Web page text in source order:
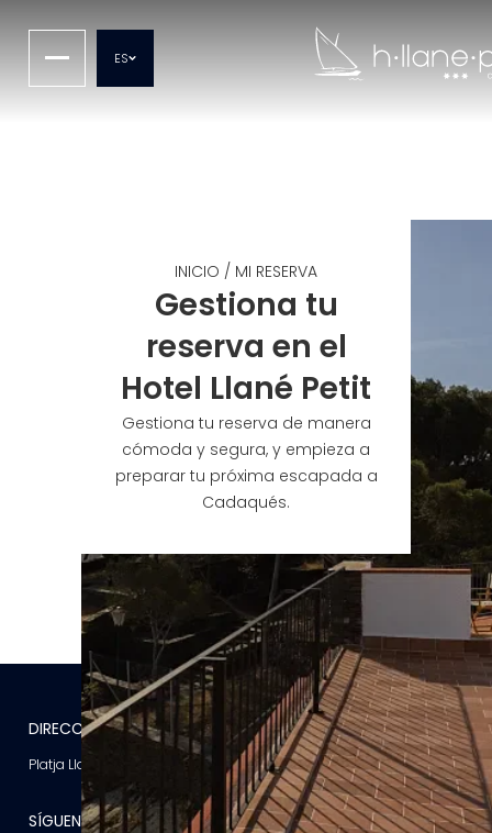
ES
INICIO / MI RESERVA
Gestiona tu
reserva en el
Hotel Llané Petit
Gestiona tu reserva de manera
cómoda y segura, y empieza a
preparar tu próxima escapada a
Cadaqués.
DIRECCIÓN
Platja Llane Petit, s/n, 17488 Cadaqués, Girona, España
SÍGUENOS EN